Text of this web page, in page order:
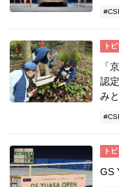
ト
「
認
み
ト
GS